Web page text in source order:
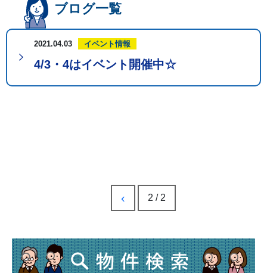
ブログ一覧
2021.04.03 イベント情報
4/3・4はイベント開催中☆
‹ 2 / 2